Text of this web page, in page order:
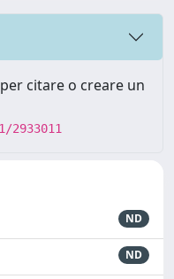
citare o creare un
ND
ND